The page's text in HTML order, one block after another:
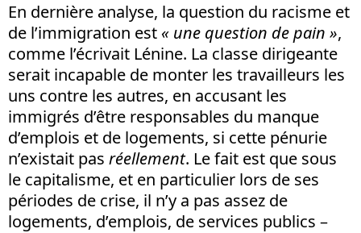
En dernière analyse, la question du racisme et
de l’immigration est « une question de pain »,
comme l’écrivait Lénine. La classe dirigeante
serait incapable de monter les travailleurs les
uns contre les autres, en accusant les
immigrés d’être responsables du manque
d’emplois et de logements, si cette pénurie
n’existait pas réellement. Le fait est que sous
le capitalisme, et en particulier lors de ses
périodes de crise, il n’y a pas assez de
logements, d’emplois, de services publics –